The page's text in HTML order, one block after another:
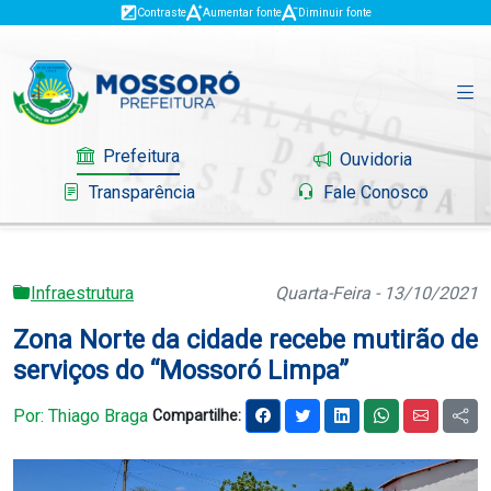
Contraste Aumentar fonte Diminuir fonte
Prefeitura
Ouvidoria
Transparência
Fale Conosco
Governo
Mossoró
Serviços
Portal do Contribuinte
Infraestrutura Quarta-Feira - 13/10/2021
Zona Norte da cidade recebe mutirão de
serviços do “Mossoró Limpa”
Por: Thiago Braga Compartilhe: